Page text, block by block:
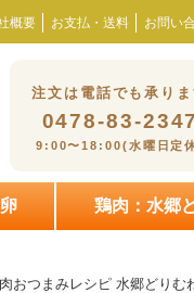
概要 お支払・送料 お問い
注文は電話でも承りま
0478-83-2347
9:00〜18:00(水曜日定
鶏肉：水郷
おつまみレシピ 水郷どり